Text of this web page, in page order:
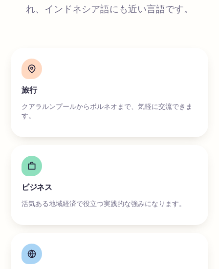
れ、インドネシア語にも近い言語です。
旅行
クアラルンプールからボルネオまで、気軽に交流できま
す。
ビジネス
活気ある地域経済で役立つ実践的な強みになります。